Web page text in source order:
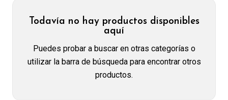
Todavía no hay productos disponibles
aquí
Puedes probar a buscar en otras categorías o
utilizar la barra de búsqueda para encontrar otros
productos.